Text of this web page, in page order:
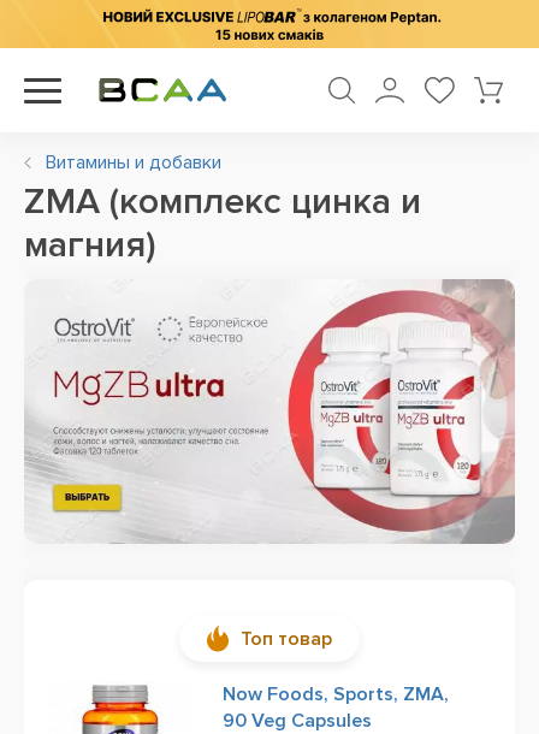
Витамины и добавки
ZMA (комплекс цинка и
магния)
Топ товар
Now Foods, Sports, ZMA,
90 Veg Capsules